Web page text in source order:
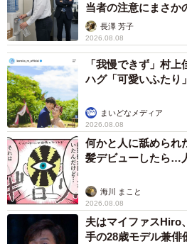
当者の注意にまさか
説】長澤 芳子
2026.08.08
「我慢できず」村
ハグ「可愛いふたり
まいどなメディア
2026.08.08
何かと人に舐めら
髪デビューしたら…
海川 まこと
2026.08.08
夫はマイファスHiro
手の28歳モデル兼俳